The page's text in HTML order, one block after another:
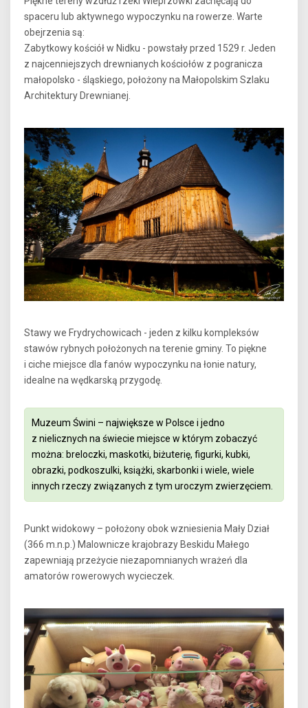
spaceru lub aktywnego wypoczynku na rowerze. Warte
obejrzenia są:
Zabytkowy kościół w Nidku - powstały przed 1529 r. Jeden
z najcenniejszych drewnianych kościołów z pogranicza
małopolsko - śląskiego, położony na Małopolskim Szlaku
Architektury Drewnianej.
Stawy we Frydrychowicach - jeden z kilku kompleksów
stawów rybnych położonych na terenie gminy. To piękne
i ciche miejsce dla fanów wypoczynku na łonie natury,
idealne na wędkarską przygodę.
Muzeum Świni – największe w Polsce i jedno
z nielicznych na świecie miejsce w którym zobaczyć
można: breloczki, maskotki, biżuterię, figurki, kubki,
obrazki, podkoszulki, książki, skarbonki i wiele, wiele
innych rzeczy związanych z tym uroczym zwierzęciem.
Punkt widokowy – położony obok wzniesienia Mały Dział
(366 m.n.p.) Malownicze krajobrazy Beskidu Małego
zapewniają przeżycie niezapomnianych wrażeń dla
amatorów rowerowych wycieczek.